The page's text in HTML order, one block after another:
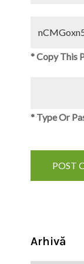
* Copy This
* Type Or
Arhivă